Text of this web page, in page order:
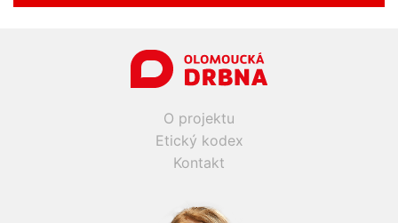
O projektu
Etický kodex
Kontakt